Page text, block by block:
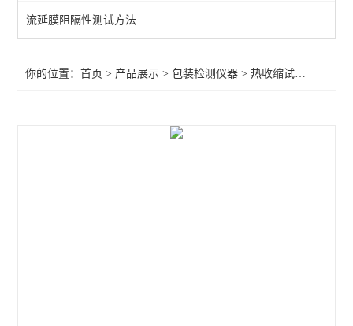
抗跌落试验仪
流延膜阻隔性测试方法
你的位置：首页 > 产品展示 >包装检测仪器 >热收缩试验测试仪